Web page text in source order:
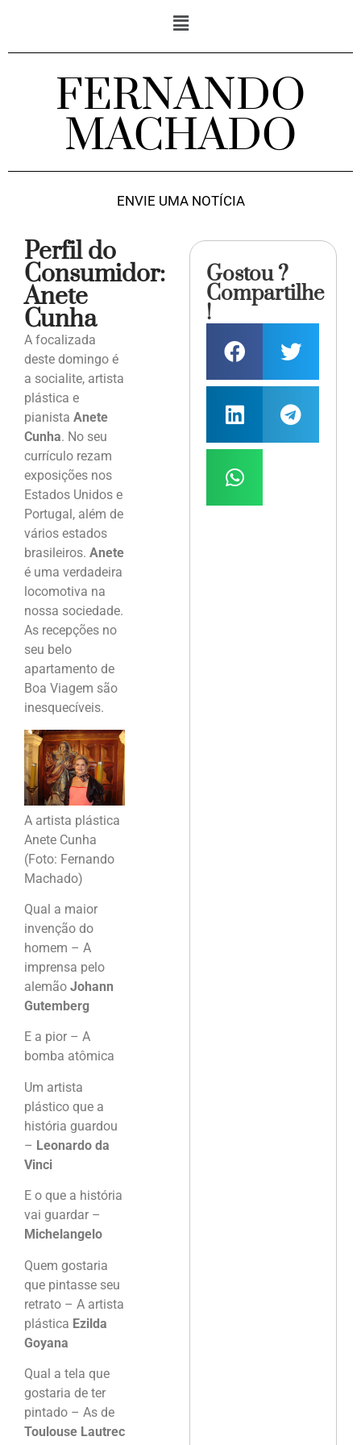
FERNANDO
MACHADO
ENVIE UMA NOTÍCIA
Perfil do
Consumidor:
Anete
Cunha
A focalizada
deste domingo é
a socialite, artista
plástica e
pianista Anete
Cunha. No seu
currículo rezam
exposições nos
Estados Unidos e
Portugal, além de
vários estados
brasileiros. Anete
é uma verdadeira
locomotiva na
nossa sociedade.
As recepções no
seu belo
apartamento de
Boa Viagem são
inesquecíveis.
A artista plástica
Anete Cunha
(Foto: Fernando
Machado)
Qual a maior
invenção do
homem – A
imprensa pelo
alemão Johann
Gutemberg
E a pior – A
bomba atômica
Um artista
plástico que a
história guardou
– Leonardo da
Vinci
E o que a história
vai guardar –
Michelangelo
Quem gostaria
que pintasse seu
retrato – A artista
plástica Ezilda
Goyana
Qual a tela que
gostaria de ter
pintado – As de
Toulouse Lautrec
Gostou ?
Compartilhe
!